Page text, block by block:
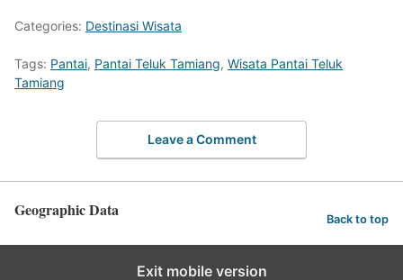
Categories: Destinasi Wisata
Tags: Pantai, Pantai Teluk Tamiang, Wisata Pantai Teluk
Tamiang
Leave a Comment
Geographic Data Back to top
Exit mobile version